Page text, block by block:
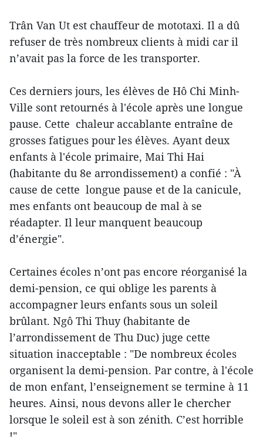
Trân Van Ut est chauffeur de mototaxi. Il a dû
refuser de très nombreux clients à midi car il
n’avait pas la force de les transporter.
Ces derniers jours, les élèves de Hô Chi Minh-
Ville sont retournés à l'école après une longue
pause. Cette chaleur accablante entraîne de
grosses fatigues pour les élèves. Ayant deux
enfants à l'école primaire, Mai Thi Hai
(habitante du 8e arrondissement) a confié : "À
cause de cette longue pause et de la canicule,
mes enfants ont beaucoup de mal à se
réadapter. Il leur manquent beaucoup
d’énergie".
Certaines écoles n’ont pas encore réorganisé la
demi-pension, ce qui oblige les parents à
accompagner leurs enfants sous un soleil
brûlant. Ngô Thi Thuy (habitante de
l’arrondissement de Thu Duc) juge cette
situation inacceptable : "De nombreux écoles
organisent la demi-pension. Par contre, à l'école
de mon enfant, l’enseignement se termine à 11
heures. Ainsi, nous devons aller le chercher
lorsque le soleil est à son zénith. C’est horrible